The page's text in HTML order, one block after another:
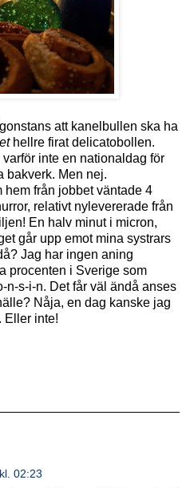
att kanelbullen ska ha
hellre firat delicatobollen.
inte en nationaldag för
bakverk. Men nej.
från jobbet väntade 4
relativt nylevererade från
En halv minut i micron,
går upp emot mina systrars
Jag har ingen aning
procenten i Sverige som
n-s-i-n. Det får väl ändå anses
Nåja, en dag kanske jag
Eller inte!
02:23